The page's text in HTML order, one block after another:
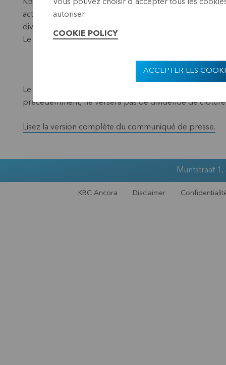
KBC Ancora a engrangé pour l’exercice écoulé (2022/
action. Au cours de l’exercice précédent, KBC Ancora
dividendes inhabituellement élevés de KBC Groupe
Le résultat des six derniers mois de l’exercice s’est
Le 8 juin 2023, KBC Ancora a distribué un dividende
précédemment, ne versera pas de dividende de
Lisez la version complète du communiqué de presse.
Muntstraat
KBC Ancora Disclaimer
Vous pouvez choisir d'accepter tous les
autoriser.
COOKIE POLICY
ACCEPTER LES